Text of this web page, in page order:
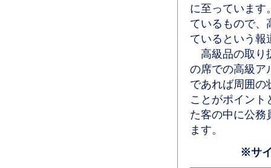
に至っています
ているもので、
ているという報
高級品の取り
の席での高級ア
であれば周囲の
ことがポイント
た客の中に公務
ます。
※サ